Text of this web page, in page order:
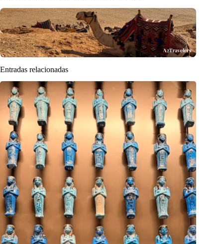
Entradas relacionadas